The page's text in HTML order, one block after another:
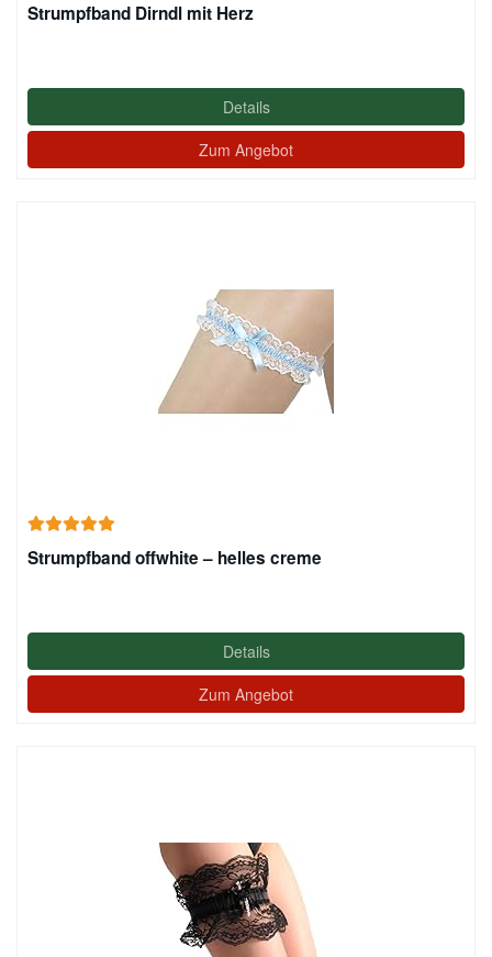
Strumpfband Dirndl mit Herz
Details
Zum Angebot
Strumpfband offwhite – helles creme
Details
Zum Angebot